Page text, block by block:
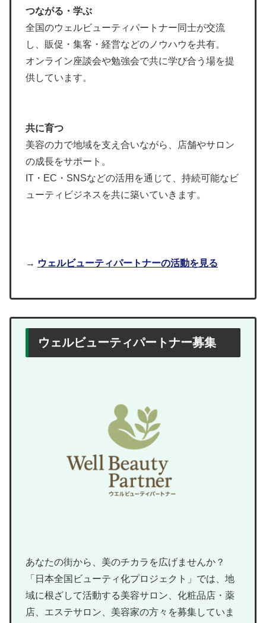
つながる・学ぶ
全国のウェルビューティパートナー同士が交流
し、販促・集客・経営などのノウハウを共有。
オンライン座談会や勉強会で共に学び合う場を提
供しています。
共に育つ
美容の力で地域を支え合いながら、店舗やサロン
の成長をサポート。
IT・EC・SNSなどの活用を通じて、持続可能なビ
ューティビジネスを共に築いていきます。
→ ウェルビューティパートナーの活動を見る
ウェルビューティパートナー募集
あなたの街から、美のチカラを広げませんか？
「日本全国ビューティ化プロジェクト」では、地
域に根ざして活動する美容サロン、化粧品店・薬
店、エステサロン、美容家の方々を募集していま